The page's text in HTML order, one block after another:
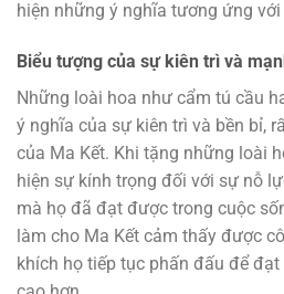
hiện những ý nghĩa tương ứng
Biểu tượng của sự kiên trì và
Những loài hoa như cẩm tú cầu
ý nghĩa của sự kiên trì và bền bỉ,
của Ma Kết. Khi tặng những loài
hiện sự kính trọng đối với sự nỗ
mà họ đã đạt được trong cuộc
làm cho Ma Kết cảm thấy được
khích họ tiếp tục phấn đấu để